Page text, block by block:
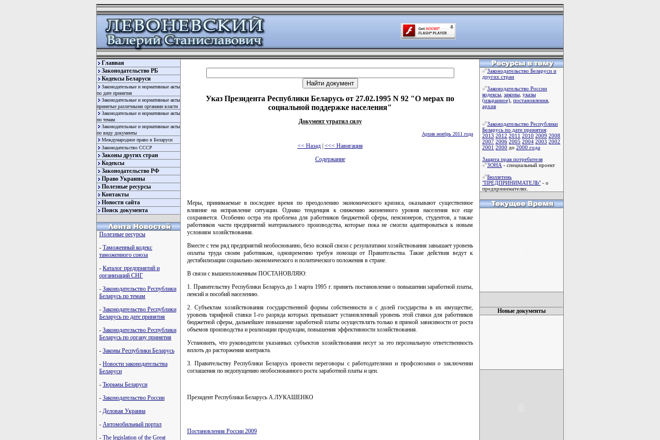
Главная
Законодательство РБ
Кодексы Беларуси
Законодательные и нормативные акты
по дате принятия
Законодательные и нормативные акты
принятые различными органами власти
Законодательные и нормативные акты
по темам
Законодательные и нормативные акты
по виду документы
Международное право в Беларуси
Законодательство СССР
Законы других стран
Кодексы
Законодательство РФ
Право Украины
Полезные ресурсы
Контакты
Новости сайта
Поиск документа
Полезные ресурсы
- Таможенный кодекс
таможенного союза
- Каталог предприятий и
организаций СНГ
- Законодательство Республики
Беларусь по темам
- Законодательство Республики
Беларусь по дате принятия
- Законодательство Республики
Беларусь по органу принятия
- Законы Республики Беларусь
- Новости законодательства
Беларуси
- Тюрьмы Беларуси
- Законодательство России
- Деловая Украина
- Автомобильный портал
- The legislation of the Great
Указ Президента Республики Беларусь от 27.02.1995 N 92 "О мерах по
социальной поддержке населения"
Документ утратил силу
Архив ноябрь 2011 года
<< Назад| <<< Навигация
Содержание
Меры, принимаемые в последнее время по преодолению экономического кризиса, оказывают существенное
влияние на исправление ситуации. Однако тенденция к снижению жизненного уровня населения все еще
сохраняется. Особенно остра эта проблема для работников бюджетной сферы, пенсионеров, студентов, а также
работников части предприятий материального производства, которые пока не смогли адаптироваться к новым
условиям хозяйствования.
Вместе с тем ряд предприятий необоснованно, безо всякой связи с результатами хозяйствования завышает уровень
оплаты труда своим работникам, одновременно требуя помощи от Правительства. Такие действия ведут к
дестабилизации социально-экономического и политического положения в стране.
В связи с вышеизложенным ПОСТАНОВЛЯЮ:
1. Правительству Республики Беларусь до 1 марта 1995 г. принять постановление о повышении заработной платы,
пенсий и пособий населению.
2. Субъектам хозяйствования государственной формы собственности и с долей государства в их имуществе,
уровень тарифной ставки 1-го разряда которых превышает установленный уровень этой ставки для работников
бюджетной сферы, дальнейшее повышение заработной платы осуществлять только в прямой зависимости от роста
объемов производства и реализации продукции, повышения эффективности хозяйствования.
Установить, что руководители указанных субъектов хозяйствования несут за это персональную ответственность
вплоть до расторжения контракта.
3. Правительству Республики Беларусь провести переговоры с работодателями и профсоюзами о заключении
соглашения по недопущению необоснованного роста заработной платы и цен.
Президент Республики Беларусь А.ЛУКАШЕНКО
Постановления России 2009
Законодательство Беларуси и
других стран
Законодательство России
кодексы законы указы
(изьранное) постановления
архив
Законодательство Республики
Беларусь по дате принятия:
2013 2012 2011 2010 2009 2008
2007 2006 2005 2004 2003 2002
2001 2000 до 2000 года
Защита прав потребителя
ЗОНА - специальный проект
Бюллетень
"ПРЕДПРИНИМАТЕЛЬ" - о
предпринимателях.
Новые документы